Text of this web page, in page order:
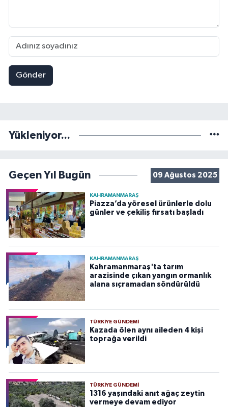
Gönder
Yükleniyor...
Geçen Yıl Bugün 09 Ağustos 2025
KAHRAMANMARAŞ
Piazza’da yöresel ürünlerle dolu
günler ve çekiliş fırsatı başladı
KAHRAMANMARAŞ
Kahramanmaraş'ta tarım
arazisinde çıkan yangın ormanlık
alana sıçramadan söndürüldü
TÜRKIYE GÜNDEMI
Kazada ölen aynı aileden 4 kişi
toprağa verildi
TÜRKIYE GÜNDEMI
1316 yaşındaki anıt ağaç zeytin
vermeye devam ediyor